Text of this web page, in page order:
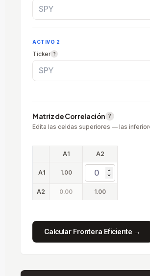
ACTIVO 2
Ticker ?
Matriz de Correlación ?
Edita las celdas superiores — las
A1 A2
A1 1.00
A2 0.00 1.00
Calcular Frontera Eficiente →